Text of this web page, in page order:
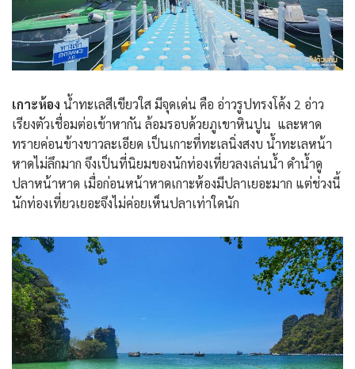
เกาะห้อง น้ำทะเลสีเขียวใส มีจุดเด่น คือ อ่าวรูปทรงโค้ง 2 อ่าว
เรียงตัวเชื่อมต่อเข้าหากัน ล้อมรอบด้วยภูเขาหินปูน และหาด
ทรายค่อนข้างขาวละเอียด เป็นเกาะที่ทะเลนิ่งสงบ น้ำทะเลหน้า
หาดไม่ลึกมาก จึงเป็นที่นิยมของนักท่องเที่ยวลงเล่นน้ำ ดำน้ำดู
ปลาหน้าหาด เมื่อก่อนหน้าหาดเกาะห้องมีปลาเยอะมาก แต่ช่วงนี้
นักท่องเที่ยวเยอะจึงไม่ค่อยเห็นปลาเท่าใดนัก